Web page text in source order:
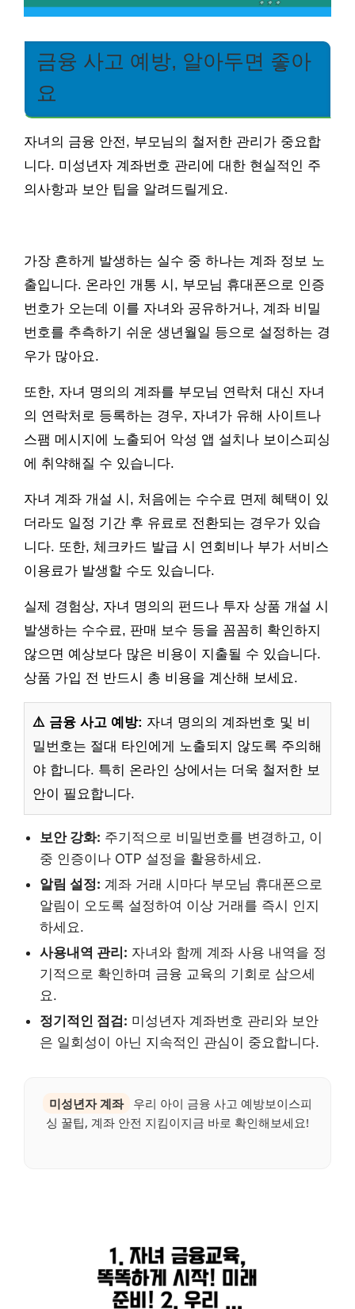
금융 사고 예방, 알아두면 좋아
요
자녀의 금융 안전, 부모님의 철저한 관리가 중요합
니다. 미성년자 계좌번호 관리에 대한 현실적인 주
의사항과 보안 팁을 알려드릴게요.
가장 흔하게 발생하는 실수 중 하나는 계좌 정보 노
출입니다. 온라인 개통 시, 부모님 휴대폰으로 인증
번호가 오는데 이를 자녀와 공유하거나, 계좌 비밀
번호를 추측하기 쉬운 생년월일 등으로 설정하는 경
우가 많아요.
또한, 자녀 명의의 계좌를 부모님 연락처 대신 자녀
의 연락처로 등록하는 경우, 자녀가 유해 사이트나
스팸 메시지에 노출되어 악성 앱 설치나 보이스피싱
에 취약해질 수 있습니다.
자녀 계좌 개설 시, 처음에는 수수료 면제 혜택이 있
더라도 일정 기간 후 유료로 전환되는 경우가 있습
니다. 또한, 체크카드 발급 시 연회비나 부가 서비스
이용료가 발생할 수도 있습니다.
실제 경험상, 자녀 명의의 펀드나 투자 상품 개설 시
발생하는 수수료, 판매 보수 등을 꼼꼼히 확인하지
않으면 예상보다 많은 비용이 지출될 수 있습니다.
상품 가입 전 반드시 총 비용을 계산해 보세요.
⚠️ 금융 사고 예방: 자녀 명의의 계좌번호 및 비
밀번호는 절대 타인에게 노출되지 않도록 주의해
야 합니다. 특히 온라인 상에서는 더욱 철저한 보
안이 필요합니다.
보안 강화: 주기적으로 비밀번호를 변경하고, 이
중 인증이나 OTP 설정을 활용하세요.
알림 설정: 계좌 거래 시마다 부모님 휴대폰으로
알림이 오도록 설정하여 이상 거래를 즉시 인지
하세요.
사용내역 관리: 자녀와 함께 계좌 사용 내역을 정
기적으로 확인하며 금융 교육의 기회로 삼으세
요.
정기적인 점검: 미성년자 계좌번호 관리와 보안
은 일회성이 아닌 지속적인 관심이 중요합니다.
미성년자 계좌
우리 아이 금융 사고 예방보이스피
싱 꿀팁, 계좌 안전 지킴이지금 바로 확인해보세요!